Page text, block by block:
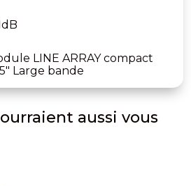
LINE ARRAY compact
Large bande
aussi vous